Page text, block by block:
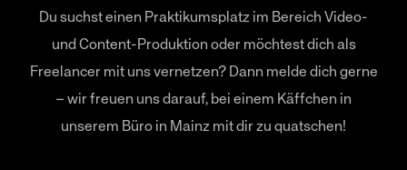
Du suchst einen Praktikumsplatz im Bereich Video-
und Content-Produktion oder möchtest dich als
Freelancer mit uns vernetzen? Dann melde dich gerne
– wir freuen uns darauf, bei einem Käffchen in
unserem Büro in Mainz mit dir zu quatschen!